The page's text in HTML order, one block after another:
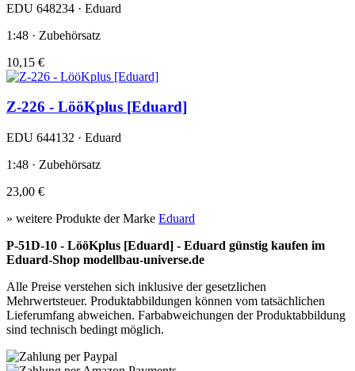
EDU 648234 · Eduard
1:48 · Zubehörsatz
10,15 €
Z-226 - LööKplus [Eduard]
EDU 644132 · Eduard
1:48 · Zubehörsatz
23,00 €
» weitere Produkte der Marke Eduard
P-51D-10 - LööKplus [Eduard] - Eduard günstig kaufen im
Eduard-Shop modellbau-universe.de
Alle Preise verstehen sich inklusive der gesetzlichen
Mehrwertsteuer. Produktabbildungen können vom tatsächlichen
Lieferumfang abweichen. Farbabweichungen der Produktabbildung
sind technisch bedingt möglich.